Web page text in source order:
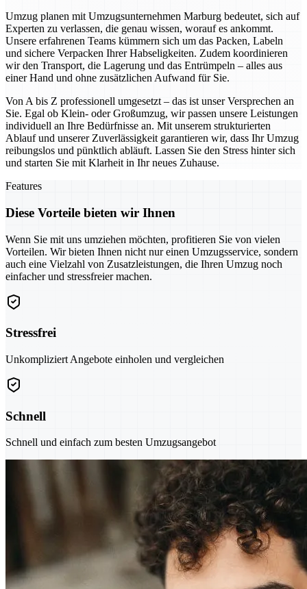
Umzug planen mit Umzugsunternehmen Marburg bedeutet, sich auf
Experten zu verlassen, die genau wissen, worauf es ankommt.
Unsere erfahrenen Teams kümmern sich um das Packen, Labeln
und sichere Verpacken Ihrer Habseligkeiten. Zudem koordinieren
wir den Transport, die Lagerung und das Entrümpeln – alles aus
einer Hand und ohne zusätzlichen Aufwand für Sie.
Von A bis Z professionell umgesetzt – das ist unser Versprechen an
Sie. Egal ob Klein- oder Großumzug, wir passen unsere Leistungen
individuell an Ihre Bedürfnisse an. Mit unserem strukturierten
Ablauf und unserer Zuverlässigkeit garantieren wir, dass Ihr Umzug
reibungslos und pünktlich abläuft. Lassen Sie den Stress hinter sich
und starten Sie mit Klarheit in Ihr neues Zuhause.
Features
Diese Vorteile bieten wir Ihnen
Wenn Sie mit uns umziehen möchten, profitieren Sie von vielen
Vorteilen. Wir bieten Ihnen nicht nur einen Umzugsservice, sondern
auch eine Vielzahl von Zusatzleistungen, die Ihren Umzug noch
einfacher und stressfreier machen.
Stressfrei
Unkompliziert Angebote einholen und vergleichen
Schnell
Schnell und einfach zum besten Umzugsangebot